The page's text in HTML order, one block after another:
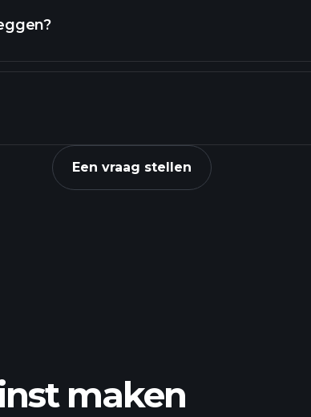
Troosten
Een vraag stellen
maken